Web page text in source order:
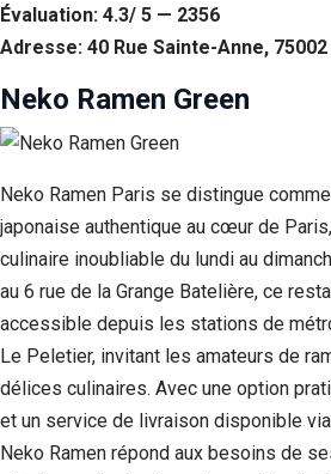
Évaluation: 4.3/ 5 — 2356
Adresse: 40 Rue Sainte-Anne,
Neko Ramen Green
Neko Ramen Paris se distingue
japonaise authentique au cœur de
culinaire inoubliable du lundi au
au 6 rue de la Grange Batelière, ce
accessible depuis les stations de
Le Peletier, invitant les amateurs de
délices culinaires. Avec une option
et un service de livraison disponible
Neko Ramen répond aux besoins de